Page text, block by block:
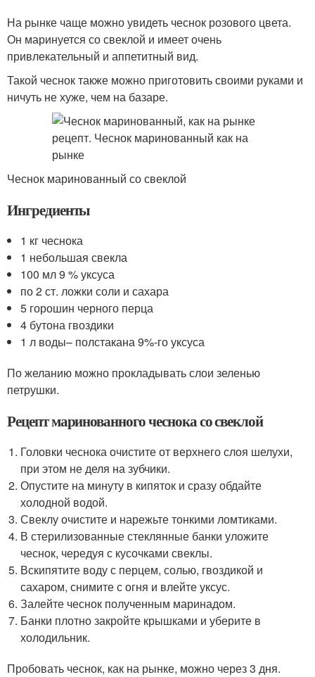
На рынке чаще можно увидеть чеснок розового цвета.
Он маринуется со свеклой и имеет очень
привлекательный и аппетитный вид.
Такой чеснок также можно приготовить своими руками и
ничуть не хуже, чем на базаре.
Чеснок маринованный со свеклой
Ингредиенты
1 кг чеснока
1 небольшая свекла
100 мл 9 % уксуса
по 2 ст. ложки соли и сахара
5 горошин черного перца
4 бутона гвоздики
1 л воды– полстакана 9%-го уксуса
По желанию можно прокладывать слои зеленью
петрушки.
Рецепт маринованного чеснока со свеклой
Головки чеснока очистите от верхнего слоя шелухи,
при этом не деля на зубчики.
Опустите на минуту в кипяток и сразу обдайте
холодной водой.
Свеклу очистите и нарежьте тонкими ломтиками.
В стерилизованные стеклянные банки уложите
чеснок, чередуя с кусочками свеклы.
Вскипятите воду с перцем, солью, гвоздикой и
сахаром, снимите с огня и влейте уксус.
Залейте чеснок полученным маринадом.
Банки плотно закройте крышками и уберите в
холодильник.
Пробовать чеснок, как на рынке, можно через 3 дня.